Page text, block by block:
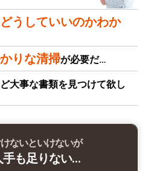
うしていいのかわか
りな清掃が必要だ…
大事な書類を見つけて欲し
ないといけないが
手も足りない…